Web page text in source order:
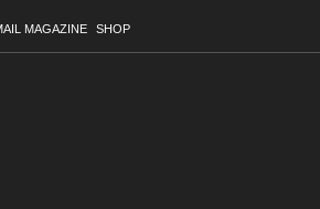
SHOP
MAGAZINE